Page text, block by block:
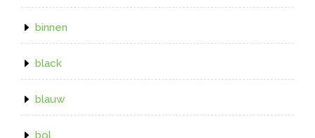
binnen
black
blauw
bol